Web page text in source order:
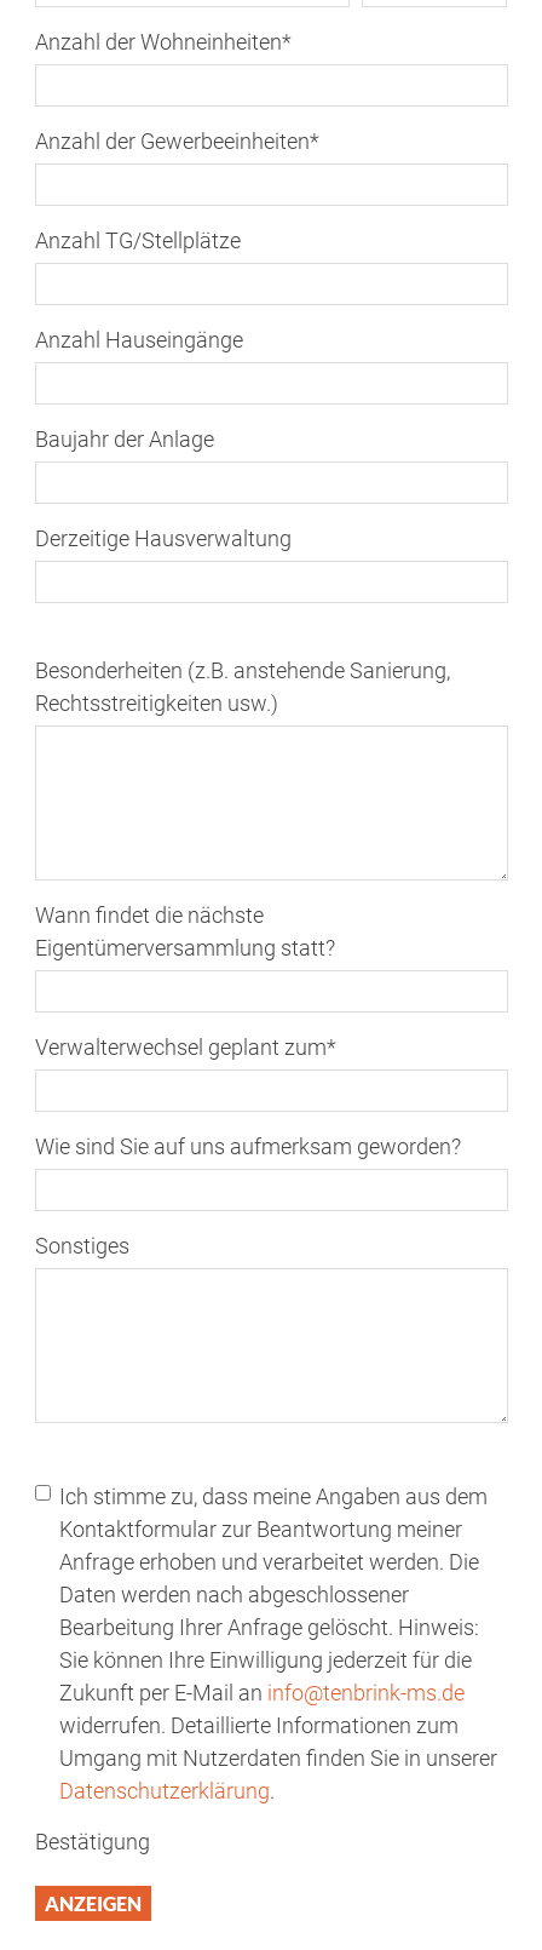
Anzahl der Wohneinheiten*
Anzahl der Gewerbeeinheiten*
Anzahl TG/Stellplätze
Anzahl Hauseingänge
Baujahr der Anlage
Derzeitige Hausverwaltung
Besonderheiten (z.B. anstehende Sanierung,
Rechtsstreitigkeiten usw.)
Wann findet die nächste
Eigentümerversammlung statt?
Verwalterwechsel geplant zum*
Wie sind Sie auf uns aufmerksam geworden?
Sonstiges
Ich stimme zu, dass meine Angaben aus dem
Kontaktformular zur Beantwortung meiner
Anfrage erhoben und verarbeitet werden. Die
Daten werden nach abgeschlossener
Bearbeitung Ihrer Anfrage gelöscht. Hinweis:
Sie können Ihre Einwilligung jederzeit für die
Zukunft per E-Mail an info@tenbrink-ms.de
widerrufen. Detaillierte Informationen zum
Umgang mit Nutzerdaten finden Sie in unserer
Datenschutzerklärung.
Bestätigung
ANZEIGEN